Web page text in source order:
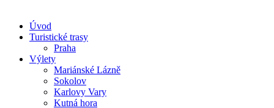
Úvod
Turistické trasy
Praha
Výlety
Mariánské Lázně
Sokolov
Karlovy Vary
Kutná hora